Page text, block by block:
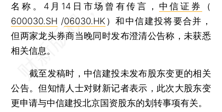
名称。4月14日市场曾有传言， 中信证券
（
600030.SH /06030.HK ）和中信建投将要合并，
但两家龙头券商当晚同时发布澄清公告称，未获悉
相关信息。
截至发稿时，中信建投未发布股东变更的相关
公告。但知情人士对财新记者表示，此次大股东变
更申请与中信建投北京国资股东的划转事项有关。